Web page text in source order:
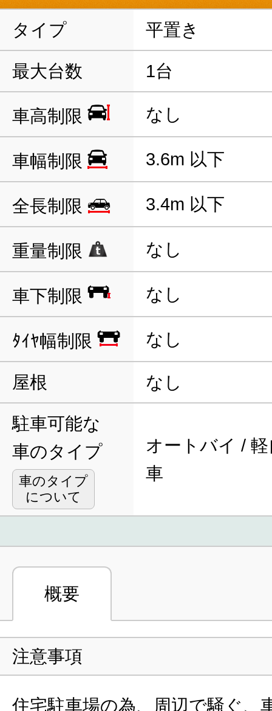
タイプ 平置き
最大台数 1台
車高制限 なし
車幅制限 3.6m 以下
全長制限 3.4m 以下
重量制限 なし
車下制限 なし
ﾀｲﾔ幅制限 なし
屋根 なし
駐車可能な
車のタイプ
車のタイプ
について
オートバイ /
車
概要
注意事項
住宅駐車場の為、周辺で騒ぐ、